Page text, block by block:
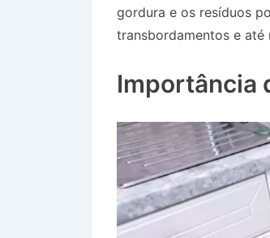
gordura e os resíduos
transbordamentos e até
Importância